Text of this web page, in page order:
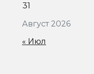
Август 2026
31
« Июл